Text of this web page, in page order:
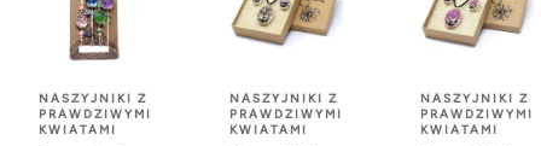
NASZYJNIKI Z
PRAWDZIWYMI
KWIATAMI
NASZYJNIKI Z
PRAWDZIWYMI
KWIATAMI
NASZYJNIKI Z
PRAWDZIWYMI
KWIATAMI